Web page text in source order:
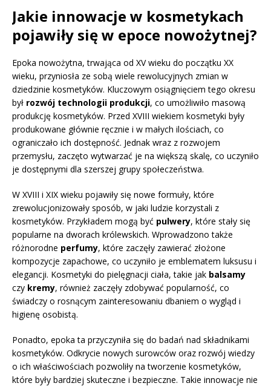
Jakie innowacje w kosmetykach
pojawiły się w epoce nowożytnej?
Epoka nowożytna, trwająca od XV wieku do początku XX
wieku, przyniosła ze sobą wiele rewolucyjnych zmian w
dziedzinie kosmetyków. Kluczowym osiągnięciem tego okresu
był rozwój technologii produkcji, co umożliwiło masową
produkcję kosmetyków. Przed XVIII wiekiem kosmetyki były
produkowane głównie ręcznie i w małych ilościach, co
ograniczało ich dostępność. Jednak wraz z rozwojem
przemysłu, zaczęto wytwarzać je na większą skalę, co uczyniło
je dostępnymi dla szerszej grupy społeczeństwa.
W XVIII i XIX wieku pojawiły się nowe formuły, które
zrewolucjonizowały sposób, w jaki ludzie korzystali z
kosmetyków. Przykładem mogą być pulwery, które stały się
popularne na dworach królewskich. Wprowadzono także
różnorodne perfumy, które zaczęły zawierać złożone
kompozycje zapachowe, co uczyniło je emblematem luksusu i
elegancji. Kosmetyki do pielęgnacji ciała, takie jak balsamy
czy kremy, również zaczęły zdobywać popularność, co
świadczy o rosnącym zainteresowaniu dbaniem o wygląd i
higienę osobistą.
Ponadto, epoka ta przyczyniła się do badań nad składnikami
kosmetyków. Odkrycie nowych surowców oraz rozwój wiedzy
o ich właściwościach pozwoliły na tworzenie kosmetyków,
które były bardziej skuteczne i bezpieczne. Takie innowacje nie